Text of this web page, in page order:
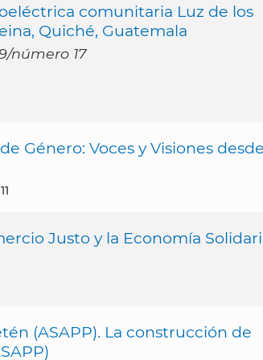
comunitaria Luz de los
Quiché, Guatemala
número 17
Género: Voces y Visiones
Justo y la Economía
(ASAPP). La construcción de